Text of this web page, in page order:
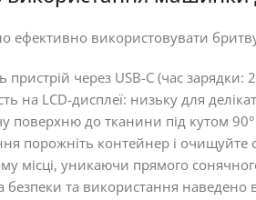
використовувати
пристрій через USB-C (час зарядки:
на LCD-дисплеї: низьку для
поверхню до тканини під кутом
порожніть контейнер і очищуйте
місці, уникаючи прямого
безпеки та використання наведено